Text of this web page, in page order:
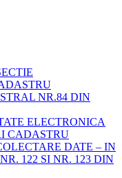
NR.84 DIN
ELECTRONICA
CADASTRU
DATE – IN
122 SI NR. 123 DIN